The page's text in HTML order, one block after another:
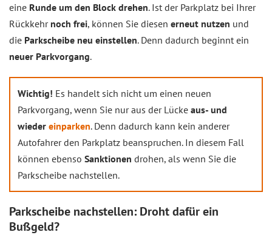
eine Runde um den Block drehen. Ist der Parkplatz bei Ihrer
Rückkehr noch frei, können Sie diesen erneut nutzen und
die Parkscheibe neu einstellen. Denn dadurch beginnt ein
neuer Parkvorgang.
Wichtig! Es handelt sich nicht um einen neuen
Parkvorgang, wenn Sie nur aus der Lücke aus- und
wieder einparken. Denn dadurch kann kein anderer
Autofahrer den Parkplatz beanspruchen. In diesem Fall
können ebenso Sanktionen drohen, als wenn Sie die
Parkscheibe nachstellen.
Parkscheibe nachstellen: Droht dafür ein
Bußgeld?